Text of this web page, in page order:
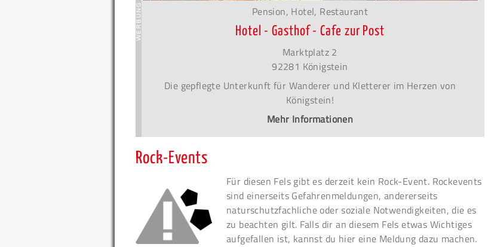
Pension, Hotel, Restaurant
Hotel - Gasthof - Cafe zur Post
Marktplatz 2
92281 Königstein
Die gepflegte Unterkunft für Wanderer und Kletterer im Herzen von
Königstein!
Mehr Informationen
Rock-Events
Für diesen Fels gibt es derzeit kein Rock-Event. Rockevents
sind einerseits Gefahrenmeldungen, andererseits
naturschutzfachliche oder soziale Notwendigkeiten, die es
zu beachten gilt. Falls dir an diesem Fels etwas Wichtiges
aufgefallen ist, kannst du hier eine Meldung dazu machen.